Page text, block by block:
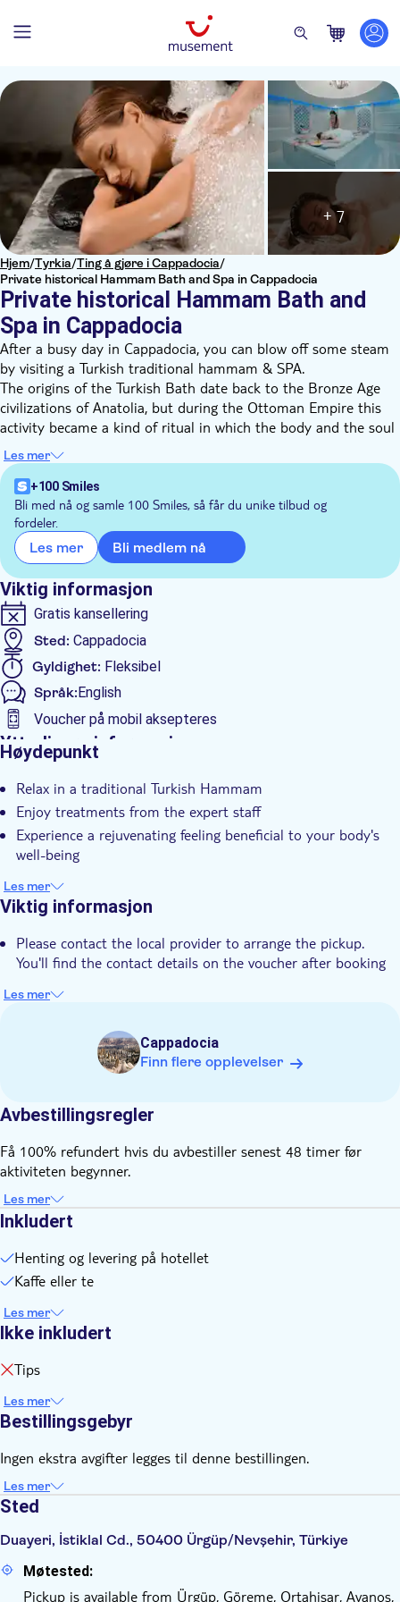
Hjem/Tyrkia/Ting å gjøre i Cappadocia/
Private historical Hammam Bath and Spa in Cappadocia
Private historical Hammam Bath and
Spa in Cappadocia
+ 7
After a busy day in Cappadocia, you can blow off some steam
by visiting a Turkish traditional hammam & SPA.
The origins of the Turkish Bath date back to the Bronze Age
civilizations of Anatolia, but during the Ottoman Empire this
activity became a kind of ritual in which the body and the soul
were cleansed.
Enter the fully marble-decorated premises, built in the
traditional oriental style, and lie down on the hot stone in the
center of the room. The professional Hammam staff will start
pouring hot water over your body and scrub every part of it, to
remove all dead body cells, leaving your skin smooth and
glowing. A foam massage immediately follows, to experience a
sense of rejuvenation. If you want, you can also purchase a
relaxing aromatherapy oil massage.
Les mer
+100 Smiles
Bli med nå og samle 100 Smiles, så får du unike tilbud og
fordeler.
Les mer Bli medlem nå
Viktig informasjon
Gratis kansellering
Sted: Cappadocia
Gyldighet: Fleksibel
Språk:English
Voucher på mobil aksepteres
Ytterligere informasjon
Øyeblikkelig bekreftelse
Privat rundtur
Elektronisk billett
Hotel pick up
Høydepunkt
Relax in a traditional Turkish Hammam
Enjoy treatments from the expert staff
Experience a rejuvenating feeling beneficial to your body's
well-being
Les mer
Viktig informasjon
Please contact the local provider to arrange the pickup.
You'll find the contact details on the voucher after booking
Les mer
Cappadocia
Finn flere opplevelser
Avbestillingsregler
Få 100% refundert hvis du avbestiller senest 48 timer før
aktiviteten begynner.
Les mer
Inkludert
Henting og levering på hotellet
Kaffe eller te
Les mer
Ikke inkludert
Tips
Les mer
Bestillingsgebyr
Ingen ekstra avgifter legges til denne bestillingen.
Les mer
Sted
Duayeri, İstiklal Cd., 50400 Ürgüp/Nevşehir, Türkiye
Møtested:
Pickup is available from Ürgüp, Göreme, Ortahisar, Avanos,